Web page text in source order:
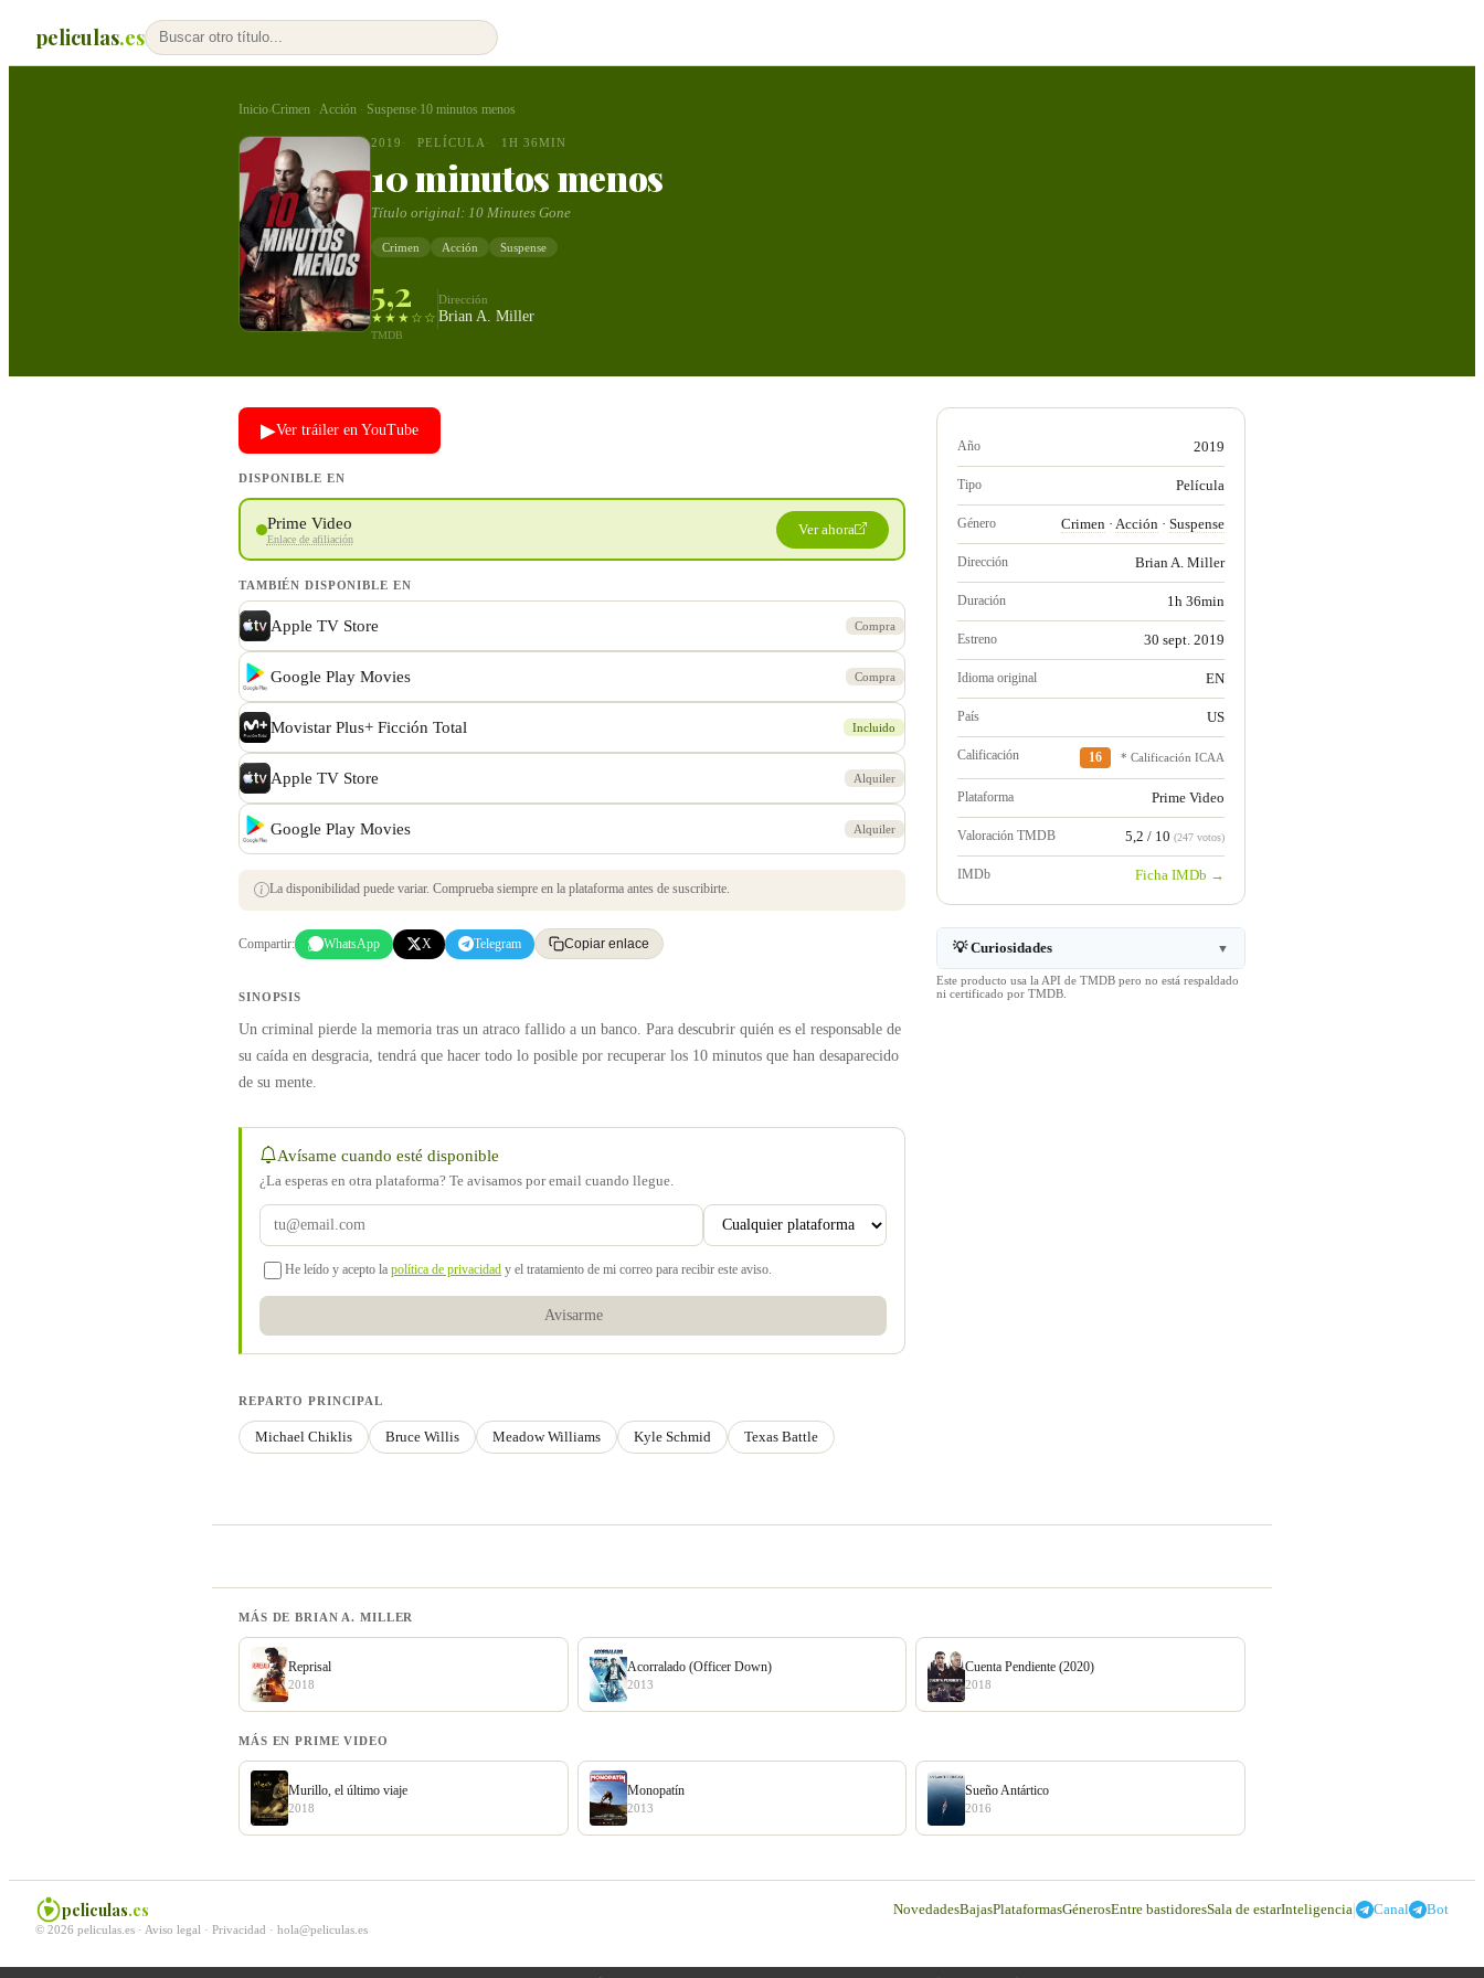
peliculas.es
Inicio›Crimen · Acción · Suspense›10 minutos menos
2019 PELÍCULA 1H 36MIN
10 minutos menos
Título original: 10 Minutes Gone
Crimen Acción Suspense
5,2
★★★☆☆
TMDB
Dirección
Brian A. Miller
▶Ver tráiler en YouTube
DISPONIBLE EN
Prime Video
Enlace de afiliación
Ver ahora
TAMBIÉN DISPONIBLE EN
Apple TV Store Compra
Google Play Movies Compra
Movistar Plus+ Ficción Total Incluido
Apple TV Store Alquiler
Google Play Movies Alquiler
La disponibilidad puede variar. Comprueba siempre en la plataforma antes de suscribirte.
Compartir: WhatsApp X Telegram Copiar enlace
SINOPSIS
Un criminal pierde la memoria tras un atraco fallido a un banco. Para descubrir quién es el responsable de
su caída en desgracia, tendrá que hacer todo lo posible por recuperar los 10 minutos que han desaparecido
de su mente.
Avísame cuando esté disponible
¿La esperas en otra plataforma? Te avisamos por email cuando llegue.
He leído y acepto la política de privacidad y el tratamiento de mi correo para recibir este aviso.
Avisarme
REPARTO PRINCIPAL
Michael Chiklis Bruce Willis Meadow Williams Kyle Schmid Texas Battle
Año 2019
Tipo Película
Género Crimen · Acción · Suspense
Dirección Brian A. Miller
Duración 1h 36min
Estreno 30 sept. 2019
Idioma original EN
País US
Calificación 16 * Calificación ICAA
Plataforma Prime Video
Valoración TMDB 5,2 / 10 (247 votos)
IMDb Ficha IMDb →
💡 Curiosidades ▼
Este producto usa la API de TMDB pero no está respaldado
ni certificado por TMDB.
MÁS DE BRIAN A. MILLER
Reprisal
2018
Acorralado (Officer Down)
2013
Cuenta Pendiente (2020)
2018
MÁS EN PRIME VIDEO
Murillo, el último viaje
2018
Monopatín
2013
Sueño Antártico
2016
peliculas.es NovedadesBajasPlataformasGénerosEntre bastidoresSala de estarInteligencia| Canal Bot
© 2026 peliculas.es · Aviso legal · Privacidad · hola@peliculas.es